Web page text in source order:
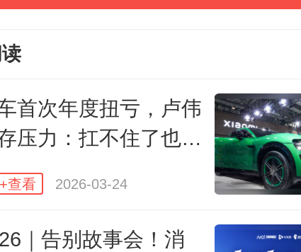
新高。这是一个足以让任何中
字——市场下行期，居然还能
是，存量房业务净收入却同比
250亿元。
首次年度扭亏，卢伟
压力：扛不住了也会
查看 2026-03-24
｜告别故事会！消